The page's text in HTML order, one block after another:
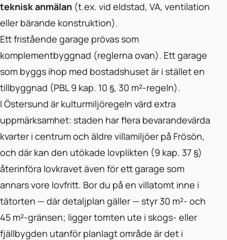
teknisk anmälan (t.ex. vid eldstad, VA, ventilation
eller bärande konstruktion).
Ett fristående garage prövas som
komplementbyggnad (reglerna ovan). Ett garage
som byggs ihop med bostadshuset är i stället en
tillbyggnad (PBL 9 kap. 10 §, 30 m²-regeln).
I Östersund är kulturmiljöregeln värd extra
uppmärksamhet: staden har flera bevarandevärda
kvarter i centrum och äldre villamiljöer på Frösön,
och där kan den utökade lovplikten (9 kap. 37 §)
återinföra lovkravet även för ett garage som
annars vore lovfritt. Bor du på en villatomt inne i
tätorten — där detaljplan gäller — styr 30 m²- och
45 m²-gränsen; ligger tomten ute i skogs- eller
fjällbygden utanför planlagt område är det i